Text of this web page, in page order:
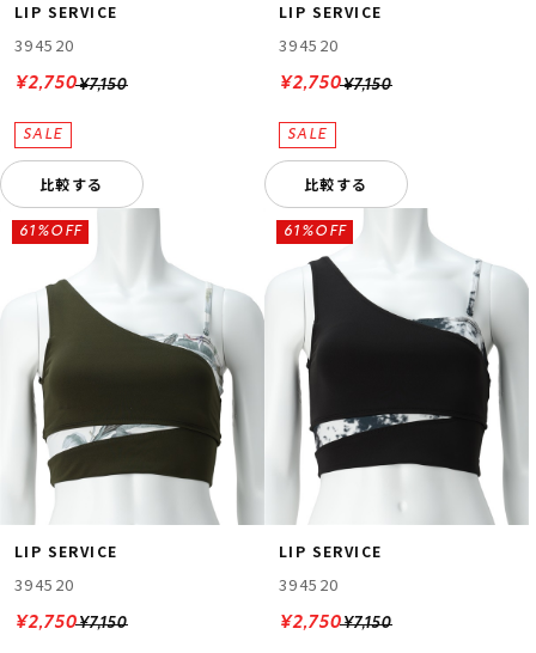
LIP SERVICE
394520
¥7,150
¥2,750
比較する
LIP SERVICE
394520
¥7,150
¥2,750
比較する
LIP SERVICE
394520
¥7,150
61%OFF
¥2,750
LIP SERVICE
394520
¥7,150
61%OFF
¥2,750